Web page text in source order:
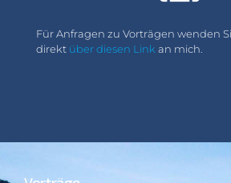
Für Anfragen zu Vorträgen wenden
direkt über diesen Link an mich.